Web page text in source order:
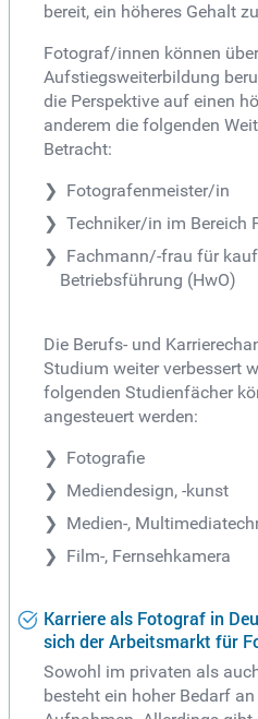
bereit, ein höheres Gehalt
Fotograf/innen können
Aufstiegsweiterbildung
die Perspektive auf einen
anderem die folgenden
Betracht:
Fotografenmeister/in
Techniker/in im Bereich
Fachmann/-frau für
Betriebsführung (HwO)
Die Berufs- und
Studium weiter verbessert
folgenden Studienfächer
angesteuert werden:
Fotografie
Mediendesign, -kunst
Medien-,
Film-, Fernsehkamera
Karriere als Fotograf in
sich der Arbeitsmarkt für
Sowohl im privaten als
besteht ein hoher Bedarf